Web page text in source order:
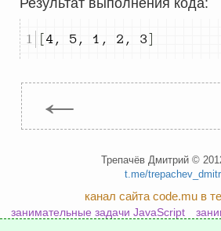
Результат выполнения кода:
[4 , 5 , 1 , 2 , 3]
←
Трепачёв Дмитрий ©
t.me/
канал сайта code.mu в
занимательные задачи JavaScript